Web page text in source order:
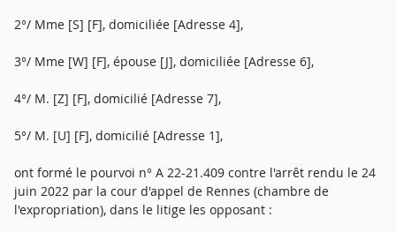
2°/ Mme [S] [F], domiciliée [Adresse 4],
3°/ Mme [W] [F], épouse [J], domiciliée [Adresse 6],
4°/ M. [Z] [F], domicilié [Adresse 7],
5°/ M. [U] [F], domicilié [Adresse 1],
ont formé le pourvoi n° A 22-21.409 contre l'arrêt rendu le 24
juin 2022 par la cour d'appel de Rennes (chambre de
l'expropriation), dans le litige les opposant :